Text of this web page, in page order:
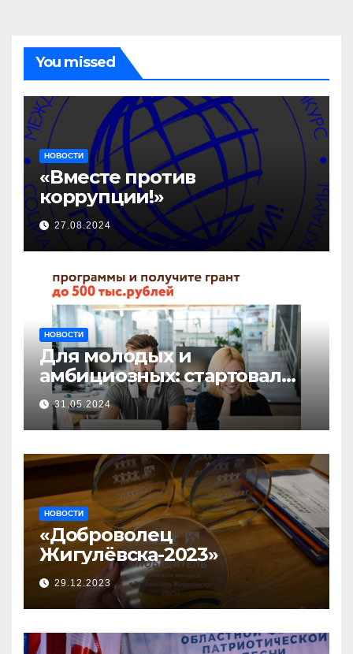
You missed
НОВОСТИ
«Вместе против
коррупции!»
27.08.2024
НОВОСТИ
Для молодых и
амбициозных: стартовал
прием заявок на участие в
бизнес-акселераторе «Ты
предприниматель»
31.05.2024
НОВОСТИ
«Доброволец
Жигулёвска-2023»
29.12.2023